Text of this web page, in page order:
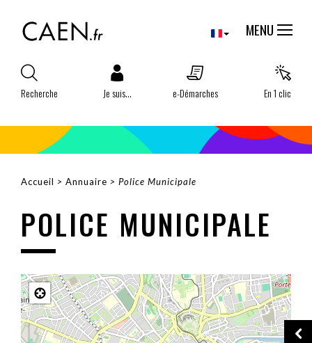
contenu
MENU
Recherche Je suis... e-Démarches En 1 clic
D'ARIANE
Accueil Annuaire Police Municipale
POLICE MUNICIPALE